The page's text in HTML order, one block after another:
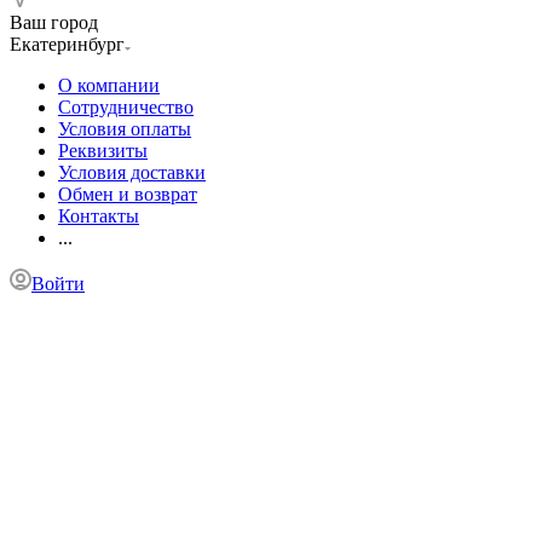
Ваш город
Екатеринбург
О компании
Сотрудничество
Условия оплаты
Реквизиты
Условия доставки
Обмен и возврат
Контакты
...
Войти